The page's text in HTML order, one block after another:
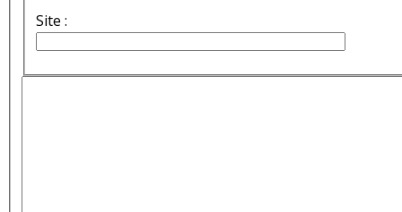
Site :